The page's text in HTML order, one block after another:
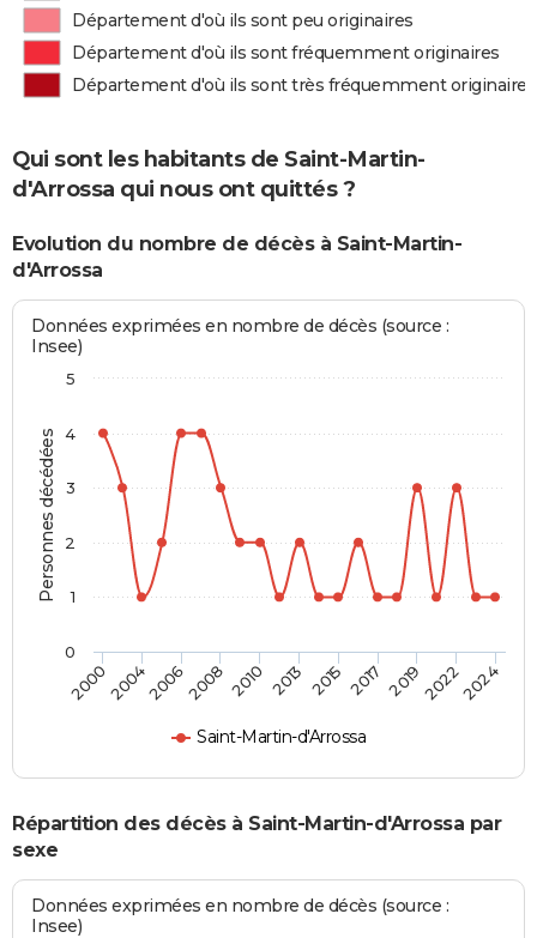
Département d'où ils sont peu originaires
Département d'où ils sont fréquemment originaires
Département d'où ils sont très fréquemment originaires
Qui sont les habitants de Saint-Martin-
d'Arrossa qui nous ont quittés ?
Evolution du nombre de décès à Saint-Martin-
d'Arrossa
Personnes décédées
Données exprimées en nombre de décès (source :
Insee)
Saint-Martin-d'Arrossa
2000200420062008 2010 2013 2015 2017 201920222024
0
1
2
3
4
5
Répartition des décès à Saint-Martin-d'Arrossa par
sexe
Données exprimées en nombre de décès (source :
Insee)